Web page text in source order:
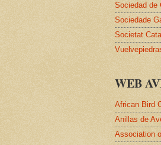
Sociedad de
Sociedade
Societat
WEB
African Bird
Anillas de
Association